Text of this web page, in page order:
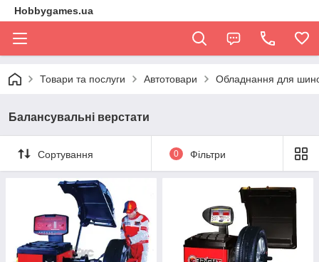
Hobbygames.ua
Товари та послуги Автотовари Обладнання для
Балансувальні верстати
Сортування 0 Фільтри